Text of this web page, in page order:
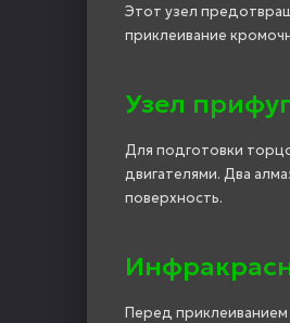
Этот узел
приклеивание
Узел
Для подготовки
двигателями. Два
поверхность.
Перед